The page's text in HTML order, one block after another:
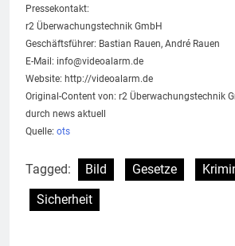
Pressekontakt:
r2 Überwachungstechnik GmbH
Geschäftsführer: Bastian Rauen, André Rauen
E-Mail: info@videoalarm.de
Website: http://videoalarm.de
Original-Content von: r2 Überwachungstechnik
durch news aktuell
Quelle: ots
Tagged: Bild Gesetze
Sicherheit